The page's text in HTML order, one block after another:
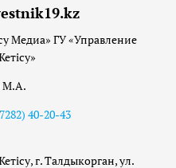
Медиа» ГУ «Управление
М.А.
40-20-43
г. Талдыкорган, ул.